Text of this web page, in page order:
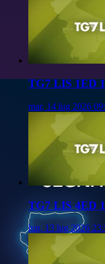
TG7 LIS 1ED
mar, 14 lug 2026
TG7 LIS 4ED
lun, 13 lug 2026